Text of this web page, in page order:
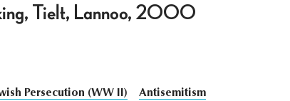
Tielt, Lannoo, 2000
Persecution (WW II) Antisemitism